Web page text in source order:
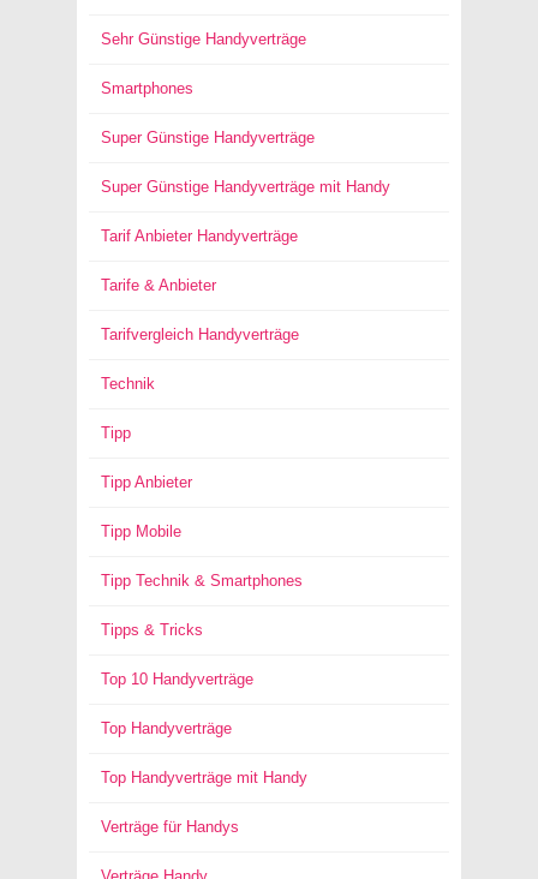
Sehr Günstige Handyverträge
Smartphones
Super Günstige Handyverträge
Super Günstige Handyverträge mit Handy
Tarif Anbieter Handyverträge
Tarife & Anbieter
Tarifvergleich Handyverträge
Technik
Tipp
Tipp Anbieter
Tipp Mobile
Tipp Technik & Smartphones
Tipps & Tricks
Top 10 Handyverträge
Top Handyverträge
Top Handyverträge mit Handy
Verträge für Handys